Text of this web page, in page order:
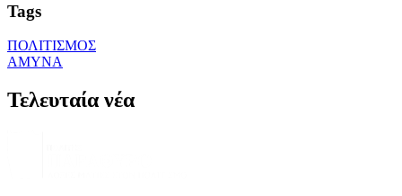
Tags
ΠΟΛΙΤΙΣΜΟΣ
ΑΜΥΝΑ
Τελευταία νέα